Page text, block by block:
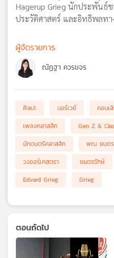
Hagerup Grieg นักประพันธ์
ประวัติศาสตร์ และอิทธิพลท
ผู้จัดรายการ
ณัฏฐา ควรขจร
ศิลปะ นอร์เวย์ คอนเ
เพลงคลาสสิก
Gen Z &
นักดนตรีคลาสสิก
พณ ยนต
วงออร์เคสตรา
ยนตรรักษ์
Edvard Grieg
Grieg
ตอนถัดไป